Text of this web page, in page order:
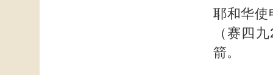
耶和华使
（赛四
箭。